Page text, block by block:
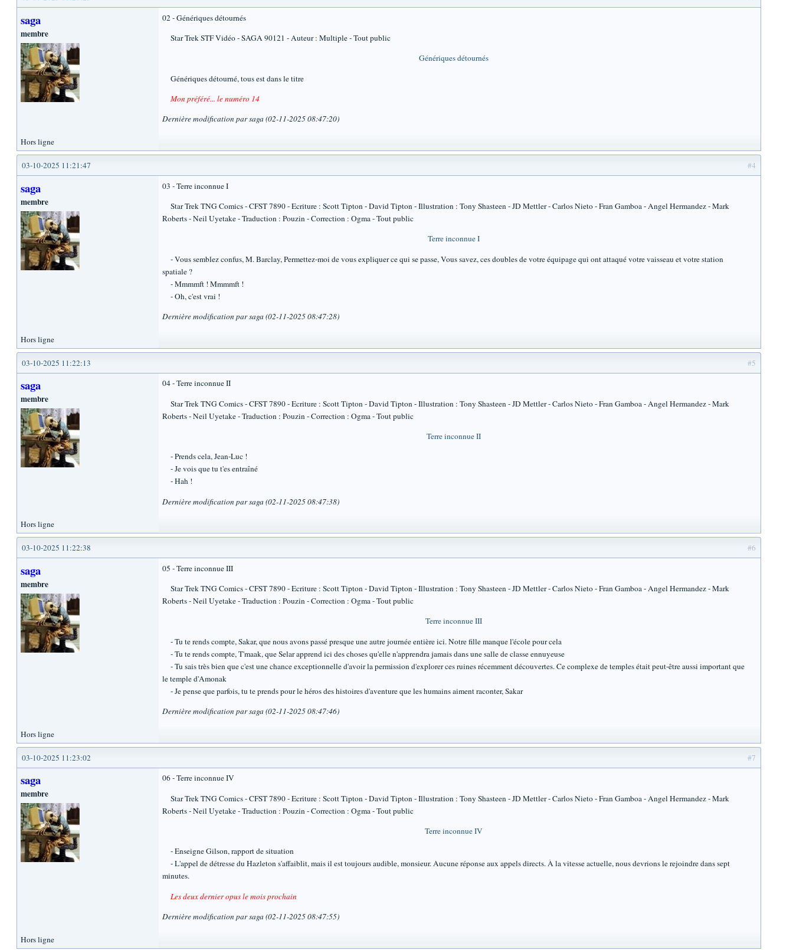
saga
membre
02 - Génériques détournés
Star Trek STF Vidéo - SAGA 90121 - Auteur : Multiple - Tout public
Génériques détournés
Génériques détourné, tous est dans le titre
Mon préféré... le numéro 14
Dernière modification par saga (02-11-2025 08:47:20)
Hors ligne
#4
03-10-2025 11:21:47
saga
membre
03 - Terre inconnue I
Star Trek TNG Comics - CFST 7890 - Ecriture : Scott Tipton - David Tipton - Illustration : Tony Shasteen - JD Mettler - Carlos Nieto - Fran Gamboa - Angel Hermandez - Mark
Roberts - Neil Uyetake - Traduction : Pouzin - Correction : Ogma - Tout public
Terre inconnue I
- Vous semblez confus, M. Barclay, Permettez-moi de vous expliquer ce qui se passe, Vous savez, ces doubles de votre équipage qui ont attaqué votre vaisseau et votre station
spatiale ?
- Mmmmft ! Mmmmft !
- Oh, c'est vrai !
Dernière modification par saga (02-11-2025 08:47:28)
Hors ligne
#5
03-10-2025 11:22:13
saga
membre
04 - Terre inconnue II
Star Trek TNG Comics - CFST 7890 - Ecriture : Scott Tipton - David Tipton - Illustration : Tony Shasteen - JD Mettler - Carlos Nieto - Fran Gamboa - Angel Hermandez - Mark
Roberts - Neil Uyetake - Traduction : Pouzin - Correction : Ogma - Tout public
Terre inconnue II
- Prends cela, Jean-Luc !
- Je vois que tu t'es entraîné
- Hah !
Dernière modification par saga (02-11-2025 08:47:38)
Hors ligne
#6
03-10-2025 11:22:38
saga
membre
05 - Terre inconnue III
Star Trek TNG Comics - CFST 7890 - Ecriture : Scott Tipton - David Tipton - Illustration : Tony Shasteen - JD Mettler - Carlos Nieto - Fran Gamboa - Angel Hermandez - Mark
Roberts - Neil Uyetake - Traduction : Pouzin - Correction : Ogma - Tout public
Terre inconnue III
- Tu te rends compte, Sakar, que nous avons passé presque une autre journée entière ici. Notre fille manque l'école pour cela
- Tu te rends compte, T'maak, que Selar apprend ici des choses qu'elle n'apprendra jamais dans une salle de classe ennuyeuse
- Tu sais très bien que c'est une chance exceptionnelle d'avoir la permission d'explorer ces ruines récemment découvertes. Ce complexe de temples était peut-être aussi important que
le temple d'Amonak
- Je pense que parfois, tu te prends pour le héros des histoires d'aventure que les humains aiment raconter, Sakar
Dernière modification par saga (02-11-2025 08:47:46)
Hors ligne
#7
03-10-2025 11:23:02
saga
membre
06 - Terre inconnue IV
Star Trek TNG Comics - CFST 7890 - Ecriture : Scott Tipton - David Tipton - Illustration : Tony Shasteen - JD Mettler - Carlos Nieto - Fran Gamboa - Angel Hermandez - Mark
Roberts - Neil Uyetake - Traduction : Pouzin - Correction : Ogma - Tout public
Terre inconnue IV
- Enseigne Gilson, rapport de situation
- L'appel de détresse du Hazleton s'affaiblit, mais il est toujours audible, monsieur. Aucune réponse aux appels directs. À la vitesse actuelle, nous devrions le rejoindre dans sept
minutes.
Les deux dernier opus le mois prochain
Dernière modification par saga (02-11-2025 08:47:55)
Hors ligne